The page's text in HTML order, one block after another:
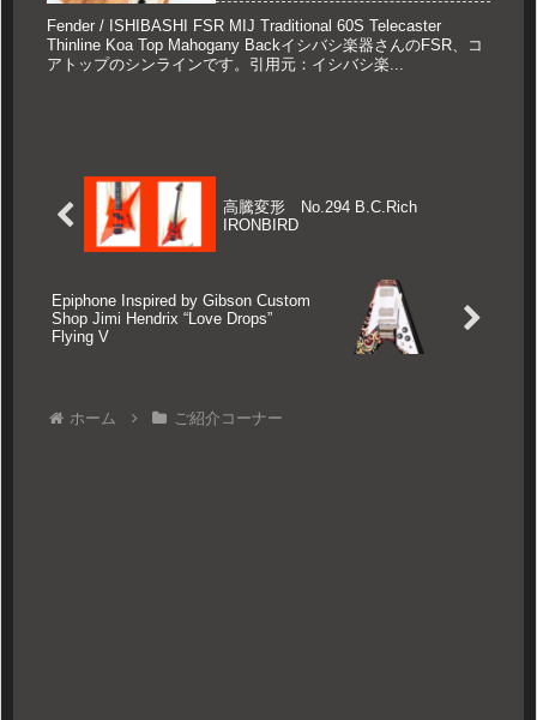
Fender / ISHIBASHI FSR MIJ Traditional 60S Telecaster
Thinline Koa Top Mahogany Backイシバシ楽器さんのFSR、コ
アトップのシンラインです。引用元：イシバシ楽...
高騰変形 No.294 B.C.Rich
IRONBIRD
Epiphone Inspired by Gibson Custom
Shop Jimi Hendrix “Love Drops”
Flying V
ホーム ご紹介コーナー